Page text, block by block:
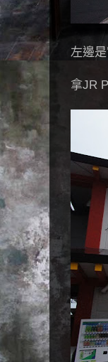
左邊
拿JR